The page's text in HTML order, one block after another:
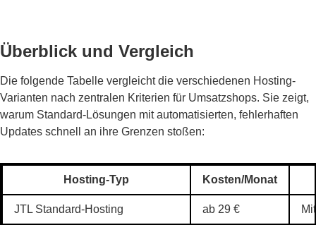
Überblick und Vergleich
Die folgende Tabelle vergleicht die verschiedenen Hosting-
Varianten nach zentralen Kriterien für Umsatzshops. Sie zeigt,
warum Standard-Lösungen mit automatisierten, fehlerhaften
Updates schnell an ihre Grenzen stoßen:
Hosting-Typ Kosten/Monat
JTL Standard-Hosting ab 29 €